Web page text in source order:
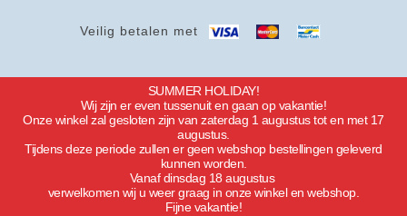
Veilig betalen met
SUMMER HOLIDAY!
Wij zijn er even tussenuit en gaan op vakantie!
Onze winkel zal gesloten zijn van zaterdag 1 augustus tot en met 17
augustus.
Tijdens deze periode zullen er geen webshop bestellingen geleverd
kunnen worden.
Vanaf dinsdag 18 augustus
verwelkomen wij u weer graag in onze winkel en webshop.
Fijne vakantie!